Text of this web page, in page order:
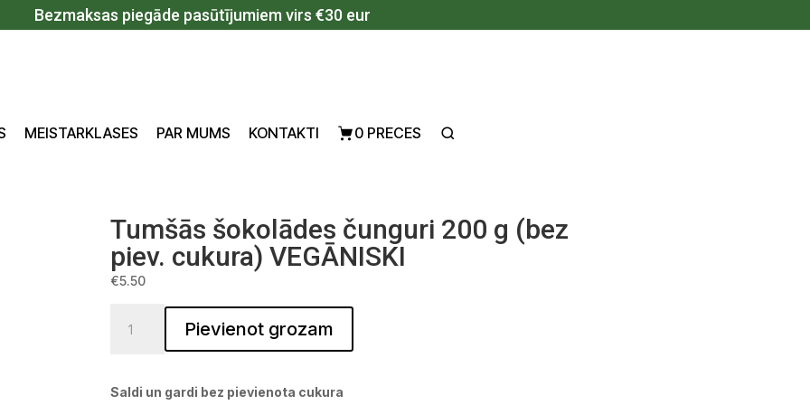
Bezmaksas piegāde pasūtījumiem virs €30 eur
MEISTARKLASES PAR MUMS KONTAKTI 0 PRECES
Tumšās šokolādes čunguri 200 g (bez
piev. cukura) VEGĀNISKI
€5.50
Tumšās šokolādes čunguri 200 g (bez piev. cukura) VEGĀNISKI quantity
Pievienot grozam
Saldi un gardi bez pievienota cukura